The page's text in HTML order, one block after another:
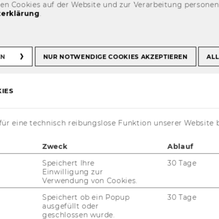
allgemeinen Personals
für
Re­fle­xi­on. Das 360°-​Feedback-Tool
aus un­ter­schied­li­chen Per­spek­ti­
hin­aus. Es er­gänzt be­stehen­
Mit­ar­bei­ter*in­nen­ge­sprä­chund WU-​
Feed­backs steht be­ob­acht­ba­res Füh­
um­fas­sen­des Bild Ihres Füh­rungs­han­
Cookies auf der Website und zur Verarbeitung
.
NUR NOTWENDIGE COOKIES AKZEPTIEREN
eine technisch reibungslose Funktion unserer Website
Zweck Ablauf
Speichert Ihre
Einwilligung zur
Verwendung von Cookies.
30 Tage
Speichert ob ein Popup
ausgefüllt oder
geschlossen wurde.
30 Tage